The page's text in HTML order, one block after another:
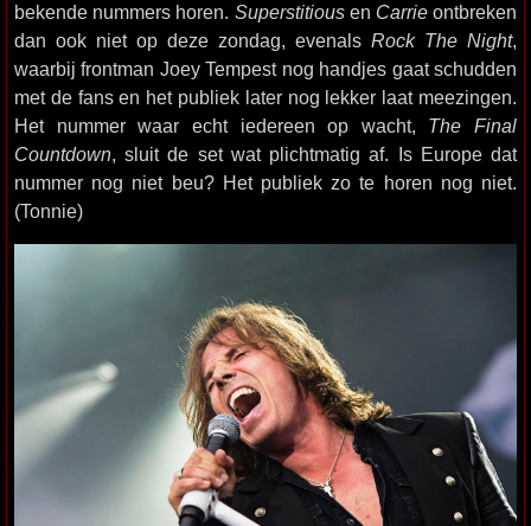
bekende nummers horen. Superstitiousen Carrieontbreken
dan ook niet op deze zondag, evenals Rock The Night,
waarbij frontman Joey Tempest nog handjes gaat schudden
met de fans en het publiek later nog lekker laat meezingen.
Het nummer waar echt iedereen op wacht, The Final
Countdown, sluit de set wat plichtmatig af. Is Europe dat
nummer nog niet beu? Het publiek zo te horen nog niet.
(Tonnie)